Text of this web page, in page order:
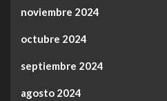
noviembre 2024
octubre 2024
septiembre 2024
agosto 2024